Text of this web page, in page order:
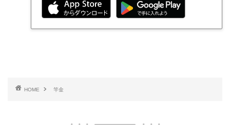
HOME 竿金